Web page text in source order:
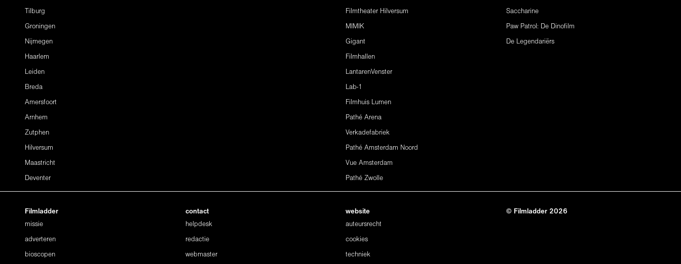
Tilburg
Groningen
Nijmegen
Haarlem
Leiden
Breda
Amersfoort
Arnhem
Zutphen
Hilversum
Maastricht
Deventer
Filmtheater Hilversum
MIMIK
Gigant
Filmhallen
LantarenVenster
Lab-1
Filmhuis Lumen
Pathé Arena
Verkadefabriek
Pathé Amsterdam Noord
Vue Amsterdam
Pathé Zwolle
Saccharine
Paw Patrol: De Dinofilm
De Legendariërs
Filmladder
missie
adverteren
bioscopen
contact
helpdesk
redactie
webmaster
website
auteursrecht
cookies
techniek
© Filmladder 2026